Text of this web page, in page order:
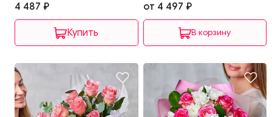
4 487 ₽ от 4 497 ₽
В корзину